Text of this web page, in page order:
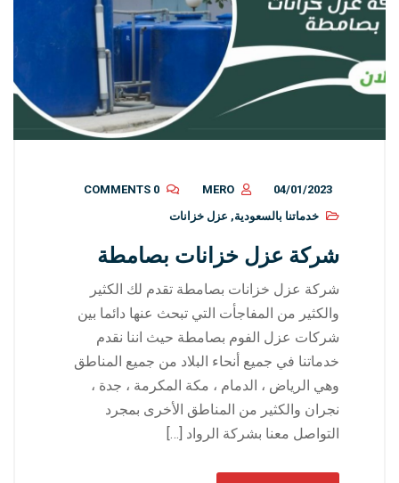
04/01/2023
MERO
0 COMMENTS
خدماتنا بالسعودية, عزل خزانات
شركة عزل خزانات بصامطة
شركة عزل خزانات بصامطة تقدم لك الكثير
والكثير من المفاجأت التي تبحث عنها دائما بين
شركات عزل الفوم بصامطة حيث اننا نقدم
خدماتنا في جميع أنحاء البلاد من جميع المناطق
وهي الرياض ، الدمام ، مكة المكرمة ، جدة ،
نجران والكثير من المناطق الأخرى بمجرد
التواصل معنا بشركة الرواد […]